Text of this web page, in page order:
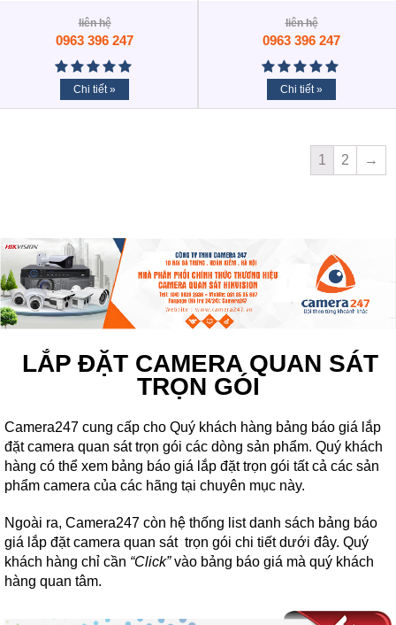
liên hệ
0963 396 247
Chi tiết »
liên hệ
0963 396 247
Chi tiết »
1 2 →
LẮP ĐẶT CAMERA QUAN SÁT
TRỌN GÓI
Camera247 cung cấp cho Quý khách hàng bảng báo giá lắp
đặt camera quan sát trọn gói các dòng sản phẩm. Quý khách
hàng có thể xem bảng báo giá lắp đặt trọn gói tất cả các sản
phẩm camera của các hãng tại chuyên mục này.
Ngoài ra, Camera247 còn hệ thống list danh sách bảng báo
giá lắp đặt camera quan sát trọn gói chi tiết dưới đây. Quý
khách hàng chỉ cần “Click”vào bảng báo giá mà quý khách
hàng quan tâm.